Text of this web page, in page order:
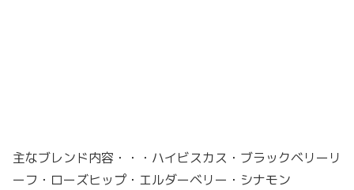
主なブレンド内容・・・ハイビスカス・ブラックベリーリ
ーフ・ローズヒップ・エルダーベリー・シナモン